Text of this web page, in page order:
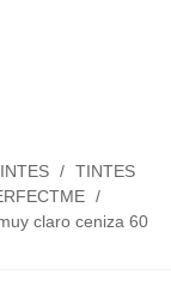
/ TINTES
/
claro ceniza 60